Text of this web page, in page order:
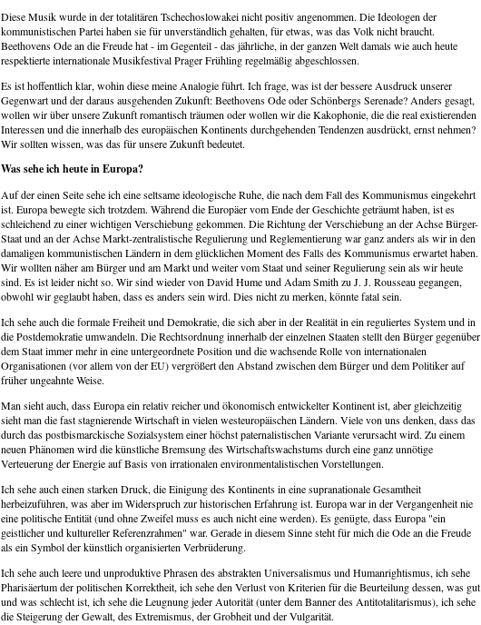
Diese Musik wurde in der totalitären Tschechoslowakei nicht positiv angenommen. Die Ideologen der
kommunistischen Partei haben sie für unverständlich gehalten, für etwas, was das Volk nicht braucht.
Beethovens Ode an die Freude hat - im Gegenteil - das jährliche, in der ganzen Welt damals wie auch heute
respektierte internationale Musikfestival Prager Frühling regelmäßig abgeschlossen.
Es ist hoffentlich klar, wohin diese meine Analogie führt. Ich frage, was ist der bessere Ausdruck unserer
Gegenwart und der daraus ausgehenden Zukunft: Beethovens Ode oder Schönbergs Serenade? Anders gesagt,
wollen wir über unsere Zukunft romantisch träumen oder wollen wir die Kakophonie, die die real existierenden
Interessen und die innerhalb des europäischen Kontinents durchgehenden Tendenzen ausdrückt, ernst nehmen?
Wir sollten wissen, was das für unsere Zukunft bedeutet.
Was sehe ich heute in Europa?
Auf der einen Seite sehe ich eine seltsame ideologische Ruhe, die nach dem Fall des Kommunismus eingekehrt
ist. Europa bewegte sich trotzdem. Während die Europäer vom Ende der Geschichte geträumt haben, ist es
schleichend zu einer wichtigen Verschiebung gekommen. Die Richtung der Verschiebung an der Achse Bürger-
Staat und an der Achse Markt-zentralistische Regulierung und Reglementierung war ganz anders als wir in den
damaligen kommunistischen Ländern in dem glücklichen Moment des Falls des Kommunismus erwartet haben.
Wir wollten näher am Bürger und am Markt und weiter vom Staat und seiner Regulierung sein als wir heute
sind. Es ist leider nicht so. Wir sind wieder von David Hume und Adam Smith zu J. J. Rousseau gegangen,
obwohl wir geglaubt haben, dass es anders sein wird. Dies nicht zu merken, könnte fatal sein.
Ich sehe auch die formale Freiheit und Demokratie, die sich aber in der Realität in ein reguliertes System und in
die Postdemokratie umwandeln. Die Rechtsordnung innerhalb der einzelnen Staaten stellt den Bürger gegenüber
dem Staat immer mehr in eine untergeordnete Position und die wachsende Rolle von internationalen
Organisationen (vor allem von der EU) vergrößert den Abstand zwischen dem Bürger und dem Politiker auf
früher ungeahnte Weise.
Man sieht auch, dass Europa ein relativ reicher und ökonomisch entwickelter Kontinent ist, aber gleichzeitig
sieht man die fast stagnierende Wirtschaft in vielen westeuropäischen Ländern. Viele von uns denken, dass das
durch das postbismarckische Sozialsystem einer höchst paternalistischen Variante verursacht wird. Zu einem
neuen Phänomen wird die künstliche Bremsung des Wirtschaftswachstums durch eine ganz unnötige
Verteuerung der Energie auf Basis von irrationalen environmentalistischen Vorstellungen.
Ich sehe auch einen starken Druck, die Einigung des Kontinents in eine supranationale Gesamtheit
herbeizuführen, was aber im Widerspruch zur historischen Erfahrung ist. Europa war in der Vergangenheit nie
eine politische Entität (und ohne Zweifel muss es auch nicht eine werden). Es genügte, dass Europa "ein
geistlicher und kultureller Referenzrahmen" war. Gerade in diesem Sinne steht für mich die Ode an die Freude
als ein Symbol der künstlich organisierten Verbrüderung.
Ich sehe auch leere und unproduktive Phrasen des abstrakten Universalismus und Humanrightismus, ich sehe
Pharisäertum der politischen Korrektheit, ich sehe den Verlust von Kriterien für die Beurteilung dessen, was gut
und was schlecht ist, ich sehe die Leugnung jeder Autorität (unter dem Banner des Antitotalitarismus), ich sehe
die Steigerung der Gewalt, des Extremismus, der Grobheit und der Vulgarität.